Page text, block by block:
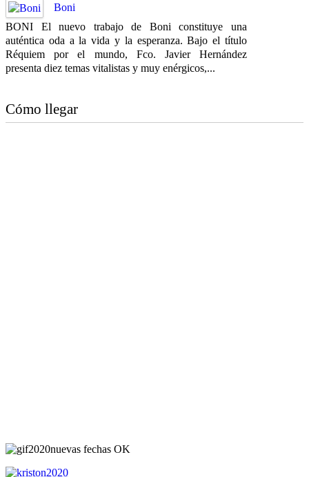
Boni
BONI El nuevo trabajo de Boni constituye una
auténtica oda a la vida y la esperanza. Bajo el título
Réquiem por el mundo, Fco. Javier Hernández
presenta diez temas vitalistas y muy enérgicos,...
Cómo llegar